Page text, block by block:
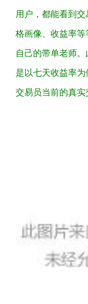
用户，都能看到
格画像、收益率
自己的带单老师
是以七天收益率
交易员当前的真实